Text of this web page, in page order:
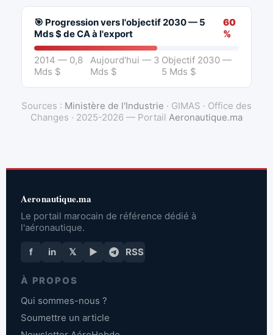
🎯 Progression vers l'objectif 2030 — 5
Mds $ de CA à l'export
60
%
2014 — 0,8
Mds $
Aujourd'hui — 3
Mds $
Objectif 2030 —
5 Mds $
Sources : Ministère de l'Industrie · GIMAS · Office des
Changes · 2025-2026 — Portail Aeronautique.ma
Aeronautique.ma
Le portail marocain de référence dédié à
l'aéronautique.
f in 𝕏 ▶ RSS
À PROPOS
Qui sommes-nous ?
Soumettre un article